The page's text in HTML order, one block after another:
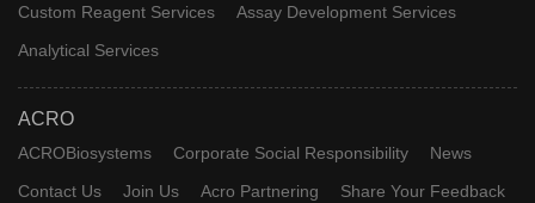
Custom Reagent Services
Assay Development Services
Analytical Services
ACRO
ACROBiosystems Corporate Social Responsibility
News
Contact Us
Join Us Acro Partnering
Share Your Feedback